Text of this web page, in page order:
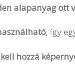
alapanyag ott
, így
hozzá